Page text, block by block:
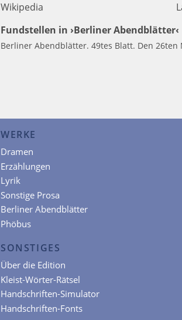
Wikipedia
Fundstellen in ›Berliner Abendblätter‹
Berliner Abendblätter. 49tes Blatt. Den 26ten
WERKE
Dramen
Erzählungen
Lyrik
Sonstige Prosa
Berliner Abendblätter
Phöbus
SONSTIGES
Über die Edition
Kleist-Wörter-Rätsel
Handschriften-Simulator
Handschriften-Fonts